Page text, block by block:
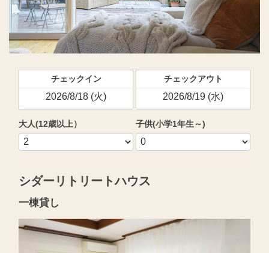
チェックイン チェックアウト
大人(12歳以上） 子供(小学1年生～)
シダーリトリートハウス
一棟貸し